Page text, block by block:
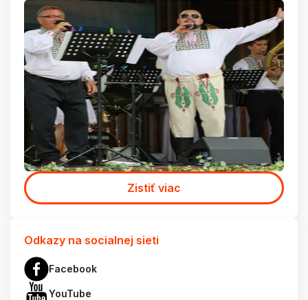
Zistiť viac
Odkazy na socialnej sieti
Facebook
YouTube